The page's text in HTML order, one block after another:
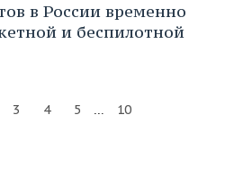
в России временно
и беспилотной
3 4 5 ... 10